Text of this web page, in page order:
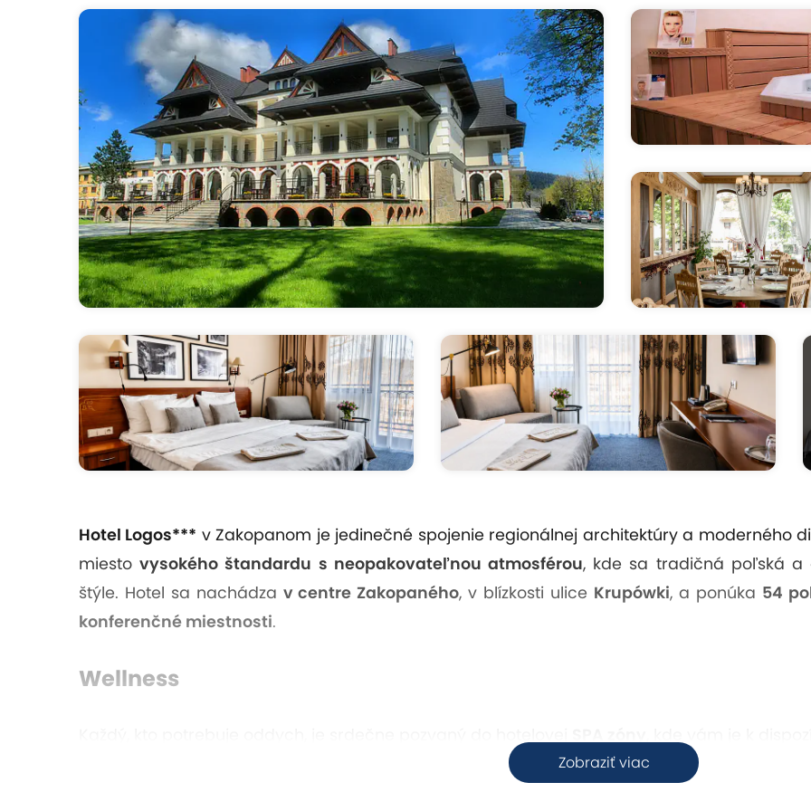
Zobraziť viac
Hotel Logos*** v Zakopanom je jedinečné spojenie regionálnej architektúry a moderného
miestovysokého štandardu s neopakovateľnou atmosférou, kde sa tradičná poľská a
štýle. Hotel sa nachádza v centre Zakopaného, v blízkosti ulice Krupówki, a ponúka 54
konferenčné miestnosti.
Wellness